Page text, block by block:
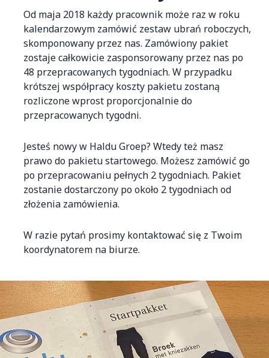
Od maja 2018 każdy pracownik może raz w roku
kalendarzowym zamówić zestaw ubrań roboczych,
skomponowany przez nas. Zamówiony pakiet
zostaje całkowicie zasponsorowany przez nas po
48 przepracowanych tygodniach. W przypadku
krótszej współpracy koszty pakietu zostaną
rozliczone wprost proporcjonalnie do
przepracowanych tygodni.
Jesteś nowy w Haldu Groep? Wtedy też masz
prawo do pakietu startowego. Możesz zamówić go
po przepracowaniu pełnych 2 tygodniach. Pakiet
zostanie dostarczony po około 2 tygodniach od
złożenia zamówienia.
W razie pytań prosimy kontaktować się z Twoim
koordynatorem na biurze.